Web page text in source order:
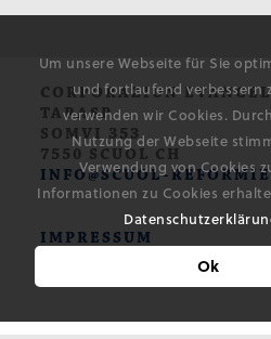
Um unsere Webseite für Sie
und fortlaufend verbessern
verwenden wir Cookies.
Nutzung der Webseite
Verwendung von Cookies
Informationen zu Cookies
Ok
CORPORAZIUN
TARASP
SOMVI 353
7550 SCUOL CH
INFO@SCUOL-
IMPRESSUM